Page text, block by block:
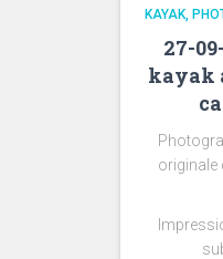
KAYAK
27-
kayak
originale